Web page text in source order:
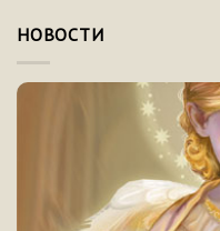
НОВОСТИ